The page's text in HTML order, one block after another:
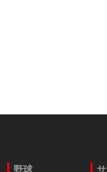
野球